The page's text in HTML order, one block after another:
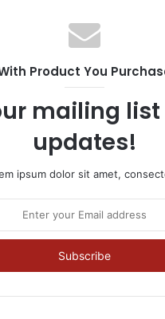
Product You
mailing
updates!
ipsum dolor sit amet,